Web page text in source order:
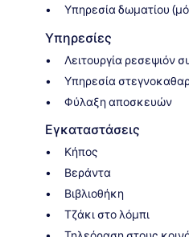
Υπηρεσία δωματίου
Υπηρεσίες
Λειτουργία ρεσεψιόν
Υπηρεσία
Φύλαξη αποσκευών
Εγκαταστάσεις
Κήπος
Βεράντα
Βιβλιοθήκη
Τζάκι στο λόμπι